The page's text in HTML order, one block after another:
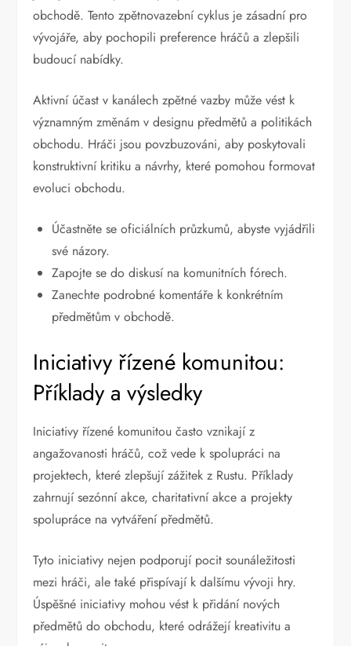
obchodě. Tento zpětnovazební cyklus je zásadní pro
vývojáře, aby pochopili preference hráčů a zlepšili
budoucí nabídky.
Aktivní účast v kanálech zpětné vazby může vést k
významným změnám v designu předmětů a politikách
obchodu. Hráči jsou povzbuzováni, aby poskytovali
konstruktivní kritiku a návrhy, které pomohou formovat
evoluci obchodu.
Účastněte se oficiálních průzkumů, abyste vyjádřili
své názory.
Zapojte se do diskusí na komunitních fórech.
Zanechte podrobné komentáře k konkrétním
předmětům v obchodě.
Iniciativy řízené komunitou:
Příklady a výsledky
Iniciativy řízené komunitou často vznikají z
angažovanosti hráčů, což vede k spolupráci na
projektech, které zlepšují zážitek z Rustu. Příklady
zahrnují sezónní akce, charitativní akce a projekty
spolupráce na vytváření předmětů.
Tyto iniciativy nejen podporují pocit sounáležitosti
mezi hráči, ale také přispívají k dalšímu vývoji hry.
Úspěšné iniciativy mohou vést k přidání nových
předmětů do obchodu, které odrážejí kreativitu a